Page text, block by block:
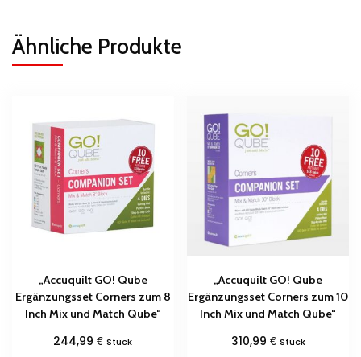
Ähnliche Produkte
„Accuquilt GO! Qube
Ergänzungsset Corners zum 8
Inch Mix und Match Qube“
244,99€ Stück
„Accuquilt GO! Qube
Ergänzungsset Corners zum 10
Inch Mix und Match Qube“
310,99 € Stück